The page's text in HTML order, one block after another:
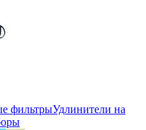
фильтрыУдлинители на